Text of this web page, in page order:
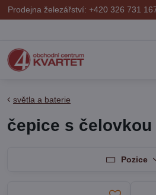
Prodejna železářství: +420 326 731
světla a baterie
čepice s čelovkou
Pozice